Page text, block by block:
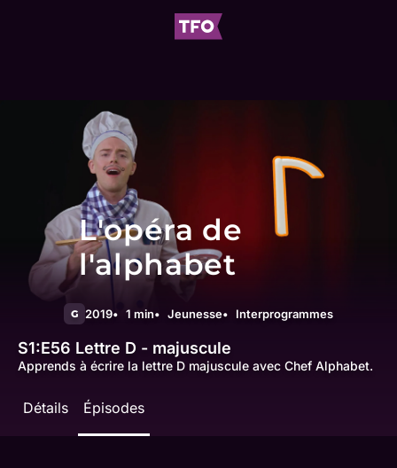
L'opéra de
l'alphabet
G 2019 1 min Jeunesse Interprogrammes
S1:E56 Lettre D - majuscule
Apprends à écrire la lettre D majuscule avec Chef Alphabet.
Détails Épisodes